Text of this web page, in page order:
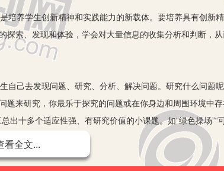
养学生创新精神和实践能力的新载体。要培养具有创新
索、发现和体验，学会对大量信息的收集分析和判断，
己去发现问题、研究、分析、解决问题。研究什么问题
来研究，你最乐于探究的问题或在你身边和周围环境中
出十多个适应性强、有研究价值的小课题。如“绿色操场”“
自己个性特点和所喜欢研究的问题自愿组合成六个小组，共
看全文...